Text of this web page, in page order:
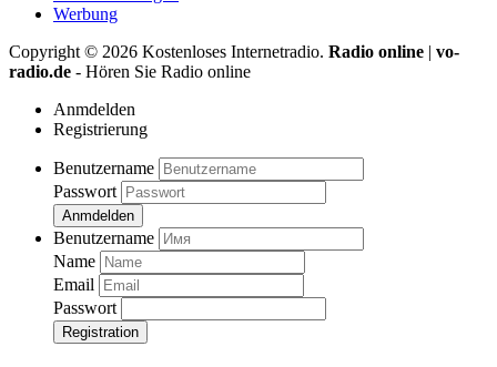
Werbung
Copyright © 2026 Kostenloses Internetradio. Radio online | vo-
radio.de - Hören Sie Radio online
Anmdelden
Registrierung
Benutzername
Passwort
Anmdelden
Benutzername
Name
Email
Passwort
Registration